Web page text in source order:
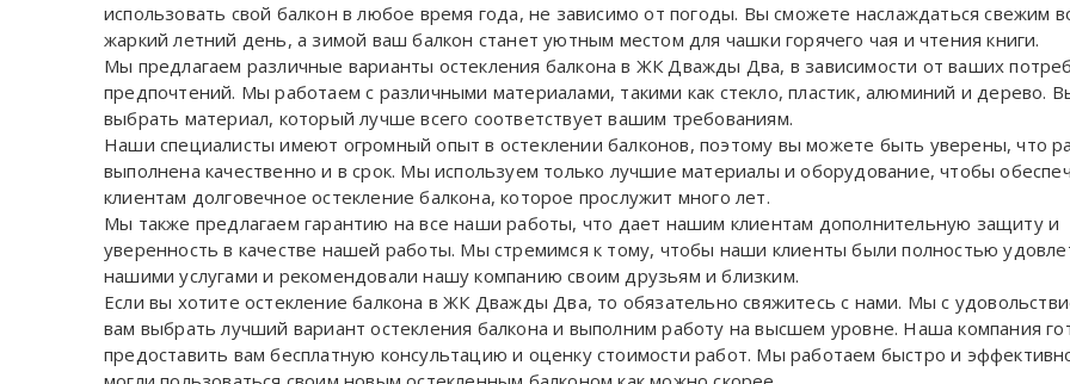
использовать свой балкон в любое время года, не зависимо от погоды. Вы сможете наслаждаться свежим
жаркий летний день, а зимой ваш балкон станет уютным местом для чашки горячего чая и чтения книги.
Мы предлагаем различные варианты остекления балкона в ЖК Дважды Два, в зависимости от ваших
предпочтений. Мы работаем с различными материалами, такими как стекло, пластик, алюминий и дерево.
выбрать материал, который лучше всего соответствует вашим требованиям.
Наши специалисты имеют огромный опыт в остеклении балконов, поэтому вы можете быть уверены, что
выполнена качественно и в срок. Мы используем только лучшие материалы и оборудование, чтобы
клиентам долговечное остекление балкона, которое прослужит много лет.
Мы также предлагаем гарантию на все наши работы, что дает нашим клиентам дополнительную защиту и
уверенность в качестве нашей работы. Мы стремимся к тому, чтобы наши клиенты были полностью
нашими услугами и рекомендовали нашу компанию своим друзьям и близким.
Если вы хотите остекление балкона в ЖК Дважды Два, то обязательно свяжитесь с нами. Мы с
вам выбрать лучший вариант остекления балкона и выполним работу на высшем уровне. Наша компания
предоставить вам бесплатную консультацию и оценку стоимости работ. Мы работаем быстро и